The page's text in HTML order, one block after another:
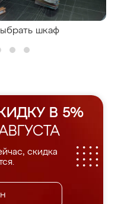
шкаф
В 5%
скидка